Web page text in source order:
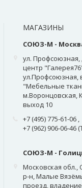
МАГАЗИНЫ
СОЮЗ-М -
ул. Профсоюзная,
центр
ул.Профсоюзная,
"Мебельные
м.Воронцовская,
выход 10
+7 (495) 775-61-06 ,
+7 (962) 906-06-46
СОЮЗ-М -
Московская обл.,
р-н, Малые
проезд, владение